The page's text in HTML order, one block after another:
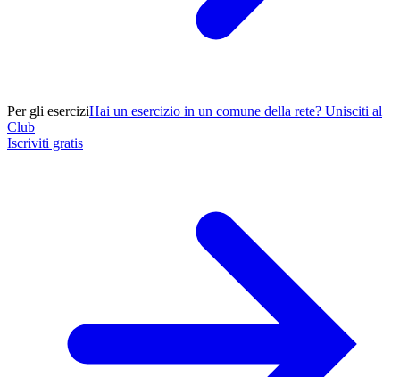
Per gli eserciziHai un esercizio in un comune della rete? Unisciti al
Club
Iscriviti gratis